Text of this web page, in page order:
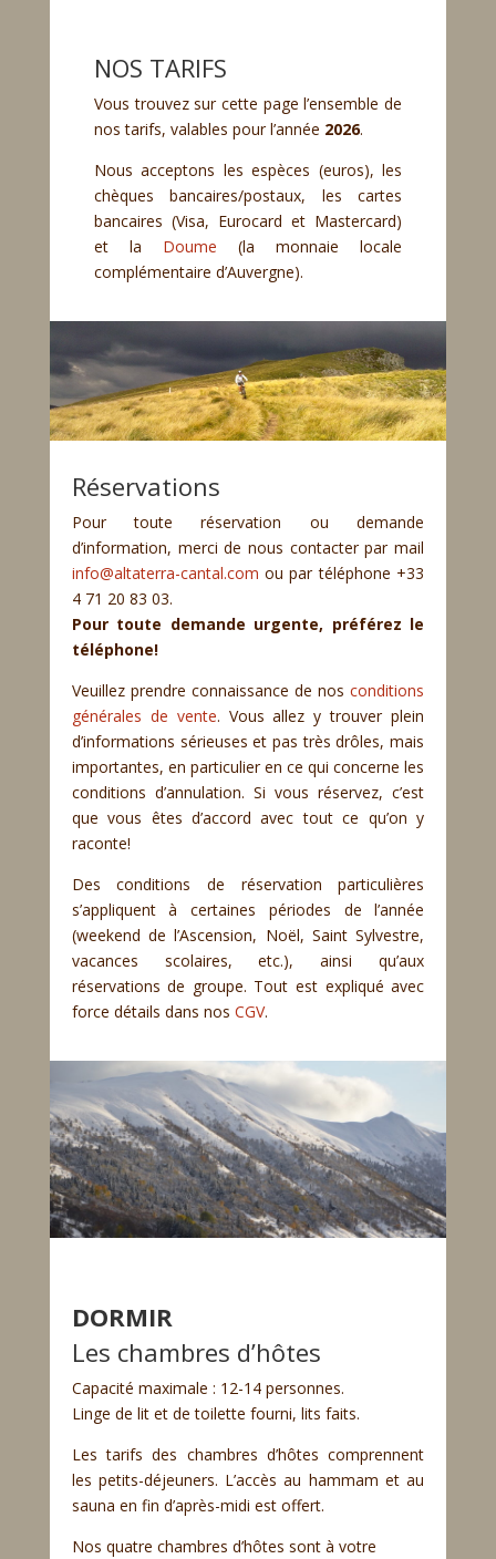
NOS TARIFS
Vous trouvez sur cette page l’ensemble de
nos tarifs, valables pour l’année 2026.
Nous acceptons les espèces (euros), les
chèques bancaires/postaux, les cartes
bancaires (Visa, Eurocard et Mastercard)
et la Doume (la monnaie locale
complémentaire d’Auvergne).
Réservations
Pour toute réservation ou demande
d’information, merci de nous contacter par mail
info@altaterra-cantal.com ou par téléphone +33
4 71 20 83 03.
Pour toute demande urgente, préférez le
téléphone!
Veuillez prendre connaissance de nosconditions
générales de vente. Vous allez y trouver plein
d’informations sérieuses et pas très drôles, mais
importantes, en particulier en ce qui concerne les
conditions d’annulation. Si vous réservez, c’est
que vous êtes d’accord avec tout ce qu’on y
raconte!
Des conditions de réservation particulières
s’appliquent à certaines périodes de l’année
(weekend de l’Ascension, Noël, Saint Sylvestre,
vacances scolaires, etc.), ainsi qu’aux
réservations de groupe. Tout est expliqué avec
force détails dans nos CGV.
DORMIR
Les chambres d’hôtes
Capacité maximale : 12-14 personnes.
Linge de lit et de toilette fourni, lits faits.
Les tarifs des chambres d’hôtes comprennent
les petits-déjeuners. L’accès au hammam et au
sauna en fin d’après-midi est offert.
Nos quatre chambres d’hôtes sont à votre